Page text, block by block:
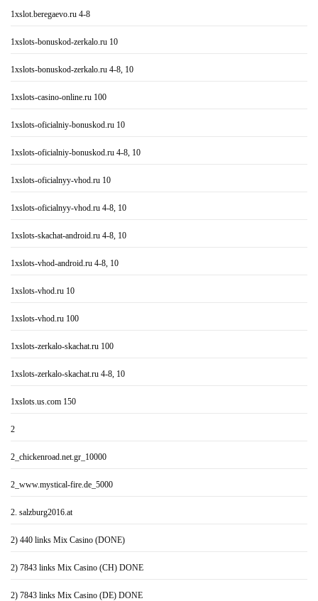
1xslot.beregaevo.ru 4-8
1xslots-bonuskod-zerkalo.ru 10
1xslots-bonuskod-zerkalo.ru 4-8, 10
1xslots-casino-online.ru 100
1xslots-oficialniy-bonuskod.ru 10
1xslots-oficialniy-bonuskod.ru 4-8, 10
1xslots-oficialnyy-vhod.ru 10
1xslots-oficialnyy-vhod.ru 4-8, 10
1xslots-skachat-android.ru 4-8, 10
1xslots-vhod-android.ru 4-8, 10
1xslots-vhod.ru 10
1xslots-vhod.ru 100
1xslots-zerkalo-skachat.ru 100
1xslots-zerkalo-skachat.ru 4-8, 10
1xslots.us.com 150
2
2_chickenroad.net.gr_10000
2_www.mystical-fire.de_5000
2. salzburg2016.at
2) 440 links Mix Casino (DONE)
2) 7843 links Mix Casino (CH) DONE
2) 7843 links Mix Casino (DE) DONE